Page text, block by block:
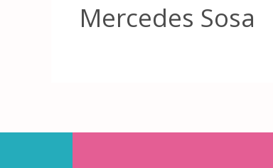
Mercedes Sosa